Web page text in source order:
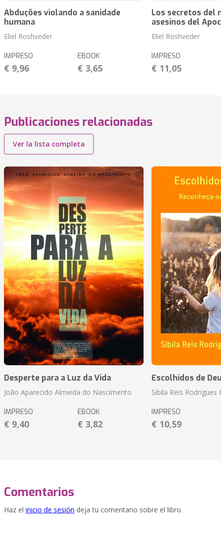
Abduções violando a sanidade
humana
Eliel Roshveder
IMPRESO
€ 9,96
EBOOK
€ 3,65
Los secretos del
asesinos del
Eliel Roshveder
IMPRESO
€ 11,05
Publicaciones relacionadas
Ver la lista completa
Desperte para a Luz da Vida
João Aparecido Almeida do Nascimento
IMPRESO
€ 9,40
EBOOK
€ 3,82
Escolhidos de
Sibila Reis
IMPRESO
€ 10,59
Comentarios
Haz el inicio de sesión deja tu comentario sobre el libro.